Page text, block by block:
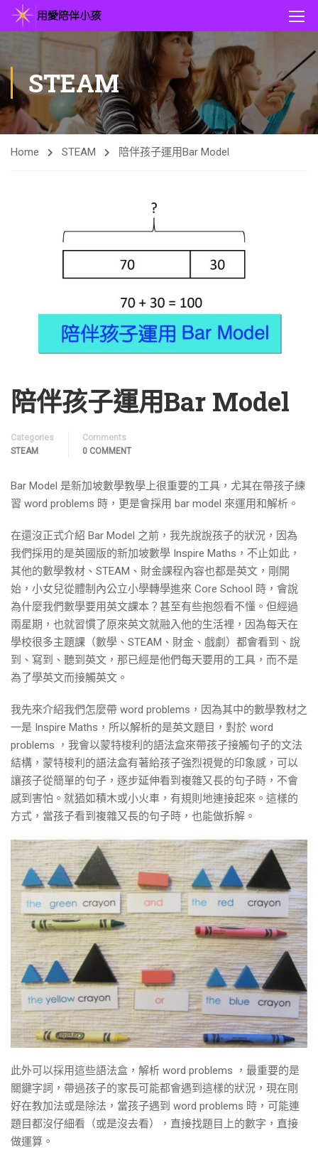
STEAM
Home STEAM 陪伴孩子運用Bar Model
陪伴孩子運用Bar Model
Categories
STEAM
Comments
0 COMMENT
Bar Model 是新加坡數學教學上很重要的工具，尤其在帶孩子練
習 word problems 時，更是會採用 bar model 來運用和解析。
在還沒正式介紹 Bar Model 之前，我先說說孩子的狀況，因為
我們採用的是英國版的新加坡數學 Inspire Maths，不止如此，
其他的數學教材、STEAM、財金課程內容也都是英文，剛開
始，小女兒從體制內公立小學轉學進來 Core School 時，會說
為什麼我們數學要用英文課本？甚至有些抱怨看不懂。但經過
兩星期，也就習慣了原來英文就融入他的生活裡，因為每天在
學校很多主題課（數學、STEAM、財金、戲劇）都會看到、說
到、寫到、聽到英文，那已經是他們每天要用的工具，而不是
為了學英文而接觸英文。
我先來介紹我們怎麼帶 word problems，因為其中的數學教材之
一是 Inspire Maths，所以解析的是英文題目，對於 word
problems ，我會以蒙特梭利的語法盒來帶孩子接觸句子的文法
結構，蒙特梭利的語法盒有著給孩子強烈視覺的印象感，可以
讓孩子從簡單的句子，逐步延伸看到複雜又長的句子時，不會
感到害怕。就猶如積木或小火車，有規則地連接起來。這樣的
方式，當孩子看到複雜又長的句子時，也能做拆解。
此外可以採用這些語法盒，解析 word problems ，最重要的是
關鍵字詞，帶過孩子的家長可能都會遇到這樣的狀況，現在剛
好在教加法或是除法，當孩子遇到 word problems 時，可能連
題目都沒仔細看（或是沒去看），直接找題目上的數字，直接
做運算。